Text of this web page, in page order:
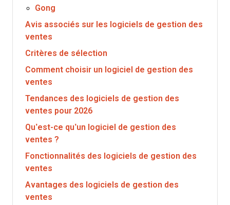
Gong
Avis associés sur les logiciels de gestion des
ventes
Critères de sélection
Comment choisir un logiciel de gestion des
ventes
Tendances des logiciels de gestion des
ventes pour 2026
Qu’est-ce qu’un logiciel de gestion des
ventes ?
Fonctionnalités des logiciels de gestion des
ventes
Avantages des logiciels de gestion des
ventes